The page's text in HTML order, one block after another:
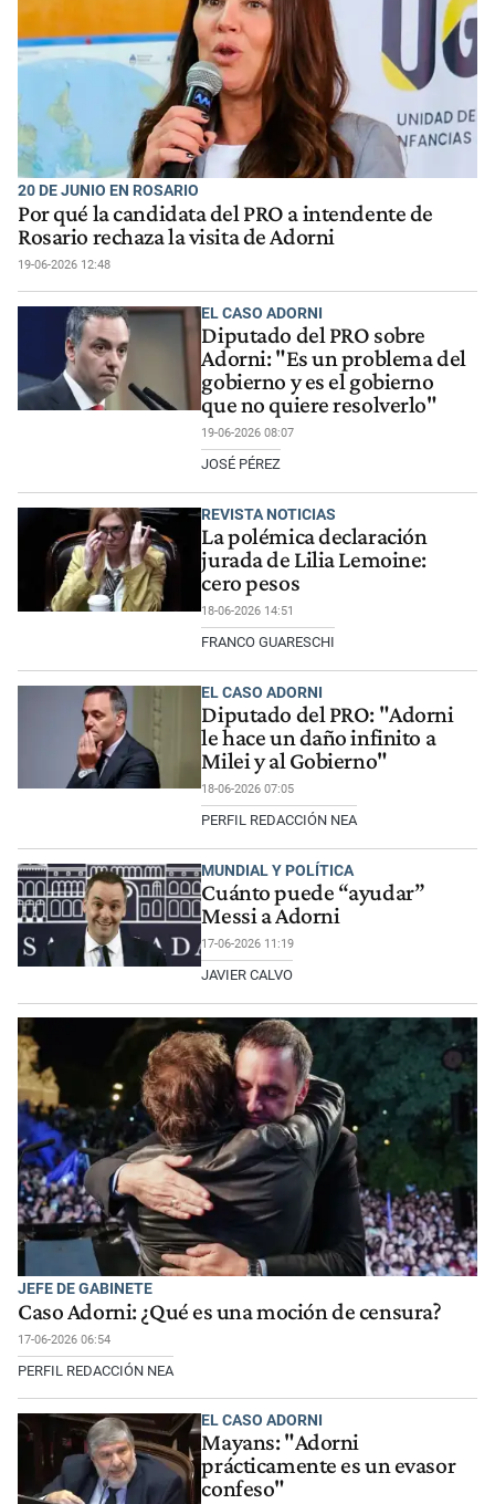
20 DE JUNIO EN ROSARIO
Por qué la candidata del PRO a intendente de
Rosario rechaza la visita de Adorni
19-06-2026 12:48
EL CASO ADORNI
Diputado del PRO sobre
Adorni: "Es un problema del
gobierno y es el gobierno
que no quiere resolverlo"
19-06-2026 08:07
JOSÉ PÉREZ
REVISTA NOTICIAS
La polémica declaración
jurada de Lilia Lemoine:
cero pesos
18-06-2026 14:51
FRANCO GUARESCHI
EL CASO ADORNI
Diputado del PRO: "Adorni
le hace un daño infinito a
Milei y al Gobierno"
18-06-2026 07:05
PERFIL REDACCIÓN NEA
MUNDIAL Y POLÍTICA
Cuánto puede “ayudar”
Messi a Adorni
17-06-2026 11:19
JAVIER CALVO
JEFE DE GABINETE
Caso Adorni: ¿Qué es una moción de censura?
17-06-2026 06:54
PERFIL REDACCIÓN NEA
EL CASO ADORNI
Mayans: "Adorni
prácticamente es un evasor
confeso"